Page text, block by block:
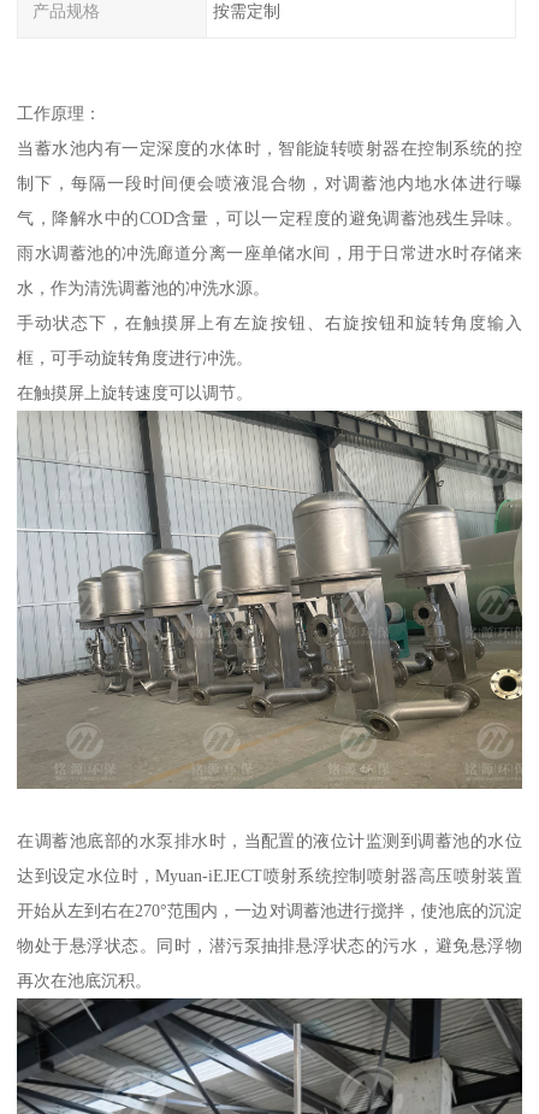
产品规格 按需定制
工作原理：
当蓄水池内有一定深度的水体时，智能旋转喷射器在控制系统的控
制下，每隔一段时间便会喷液混合物，对调蓄池内地水体进行曝
气，降解水中的COD含量，可以一定程度的避免调蓄池残生异味。
雨水调蓄池的冲洗廊道分离一座单储水间，用于日常进水时存储来
水，作为清洗调蓄池的冲洗水源。
手动状态下，在触摸屏上有左旋按钮、右旋按钮和旋转角度输入
框，可手动旋转角度进行冲洗。
在触摸屏上旋转速度可以调节。
在调蓄池底部的水泵排水时，当配置的液位计监测到调蓄池的水位
达到设定水位时，Myuan-iEJECT喷射系统控制喷射器高压喷射装置
开始从左到右在270°范围内，一边对调蓄池进行搅拌，使池底的沉淀
物处于悬浮状态。同时，潜污泵抽排悬浮状态的污水，避免悬浮物
再次在池底沉积。